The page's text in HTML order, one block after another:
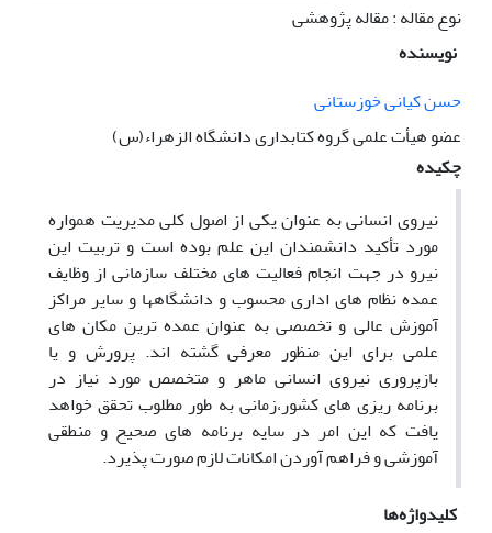
نوع مقاله : مقاله پژوهشی
نویسنده
حسن کیانی خوزستانی
عضو هیأت علمی گروه کتابداری دانشگاه الزهراء(س)
چکیده
نیروی انسانی به عنوان یکی از اصول کلی مدیریت همواره
مورد تأکید دانشمندان این علم بوده است و تربیت این
نیرو در جهت انجام فعالیت های مختلف سازمانی از وظایف
عمده نظام های اداری محسوب و دانشگاهها و سایر مراکز
آموزش عالی و تخصصی به عنوان عمده ترین مکان های
علمی برای این منظور معرفی گشته اند. پرورش و یا
بازپروری نیروی انسانی ماهر و متخصص مورد نیاز در
برنامه ریزی های کشور،زمانی به طور مطلوب تحقق خواهد
یافت که این امر در سایه برنامه های صحیح و منطقی
آموزشی و فراهم آوردن امکانات لازم صورت پذیرد.
کلیدواژه‌ها